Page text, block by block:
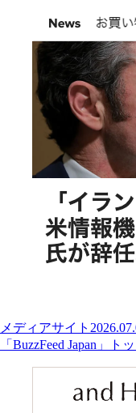
メディアサイト
「BuzzFeed Japan」